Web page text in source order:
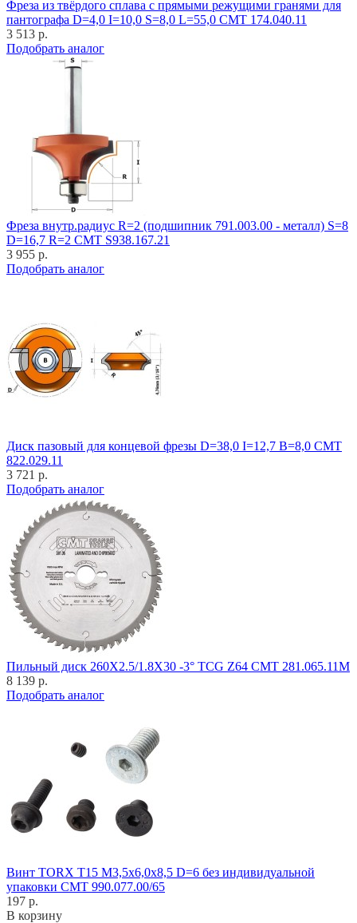
Фреза из твёрдого сплава с прямыми режущими гранями для
пантографа D=4,0 I=10,0 S=8,0 L=55,0 CMT 174.040.11
3 513 р.
Подобрать аналог
Фреза внутр.радиус R=2 (подшипник 791.003.00 - металл) S=8
D=16,7 R=2 CMT S938.167.21
3 955 р.
Подобрать аналог
Диск пазовый для концевой фрезы D=38,0 I=12,7 B=8,0 CMT
822.029.11
3 721 р.
Подобрать аналог
Пильный диск 260X2.5/1.8X30 -3° TCG Z64 CMT 281.065.11M
8 139 р.
Подобрать аналог
Винт TORX T15 M3,5x6,0x8,5 D=6 без индивидуальной
упаковки CMT 990.077.00/65
197 р.
В корзину